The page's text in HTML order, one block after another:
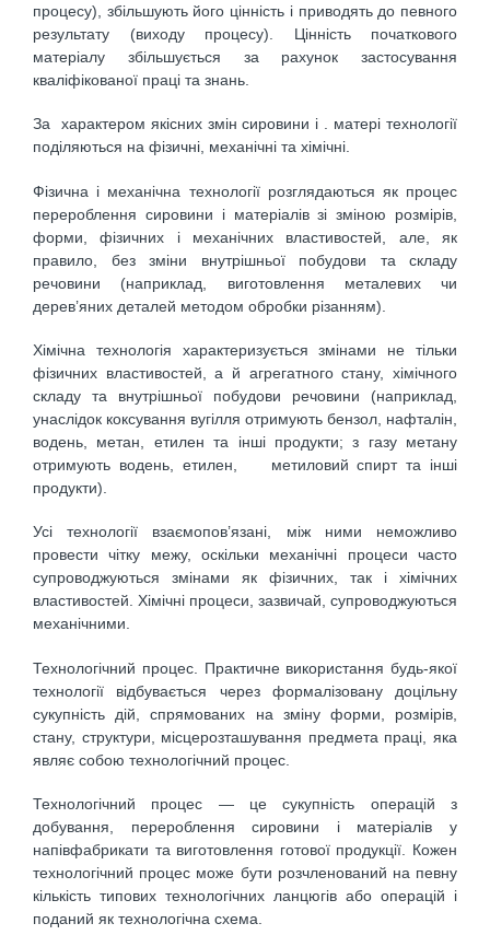
процесу), збільшують його цінність і приводять до певного
результату (виходу процесу). Цінність початкового
матеріалу збільшується за рахунок застосування
кваліфікованої праці та знань.
За характером якісних змін сировини і . матері технології
поділяються на фізичні, механічні та хімічні.
Фізична і механічна технології розглядаються як процес
перероблення сировини і матеріалів зі зміною розмірів,
форми, фізичних і механічних властивостей, але, як
правило, без зміни внутрішньої побудови та складу
речовини (наприклад, виготовлення металевих чи
дерев’яних деталей методом обробки різанням).
Хімічна технологія характеризується змінами не тільки
фізичних властивостей, а й агрегатного стану, хімічного
складу та внутрішньої побудови речовини (наприклад,
унаслідок коксування вугілля отримують бензол, нафталін,
водень, метан, етилен та інші продукти; з газу метану
отримують водень, етилен, метиловий спирт та інші
продукти).
Усі технології взаємопов’язані, між ними неможливо
провести чітку межу, оскільки механічні процеси часто
супроводжуються змінами як фізичних, так і хімічних
властивостей. Хімічні процеси, зазвичай, супроводжуються
механічними.
Технологічний процес. Практичне використання будь-якої
технології відбувається через формалізовану доцільну
сукупність дій, спрямованих на зміну форми, розмірів,
стану, структури, місцерозташування предмета праці, яка
являє собою технологічний процес.
Технологічний процес — це сукупність операцій з
добування, перероблення сировини і матеріалів у
напівфабрикати та виготовлення готової продукції. Кожен
технологічний процес може бути розчленований на певну
кількість типових технологічних ланцюгів або операцій і
поданий як технологічна схема.